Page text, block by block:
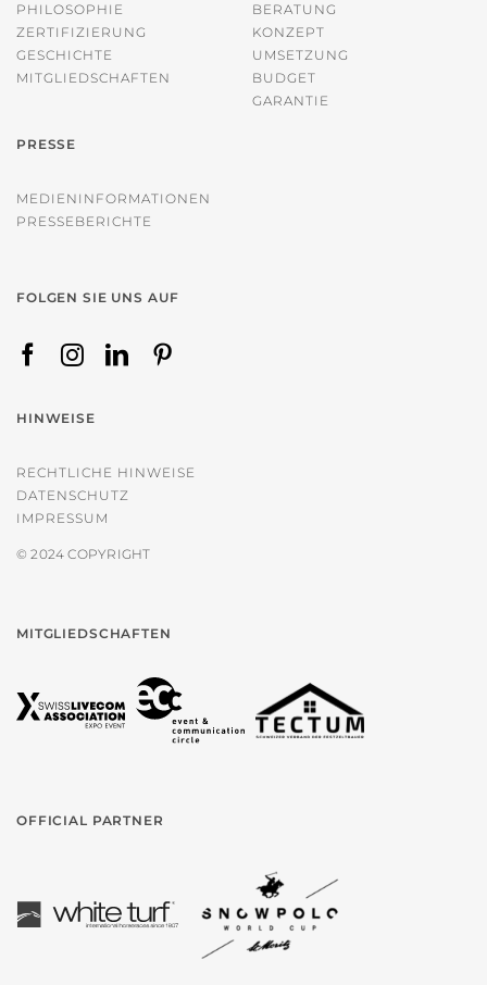
PHILOSOPHIE
ZERTIFIZIERUNG
GESCHICHTE
MITGLIEDSCHAFTEN
BERATUNG
KONZEPT
UMSETZUNG
BUDGET
GARANTIE
PRESSE
MEDIENINFORMATIONEN
PRESSEBERICHTE
FOLGEN SIE UNS AUF
HINWEISE
RECHTLICHE HINWEISE
DATENSCHUTZ
IMPRESSUM
© 2024 COPYRIGHT
MITGLIEDSCHAFTEN
OFFICIAL PARTNER